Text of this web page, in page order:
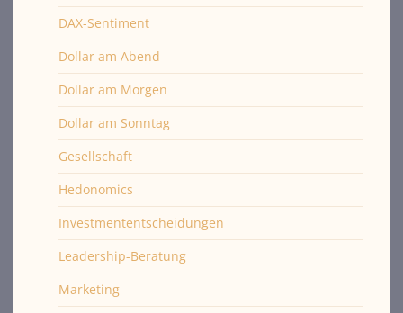
DAX-Sentiment
Dollar am Abend
Dollar am Morgen
Dollar am Sonntag
Gesellschaft
Hedonomics
Investmententscheidungen
Leadership-Beratung
Marketing